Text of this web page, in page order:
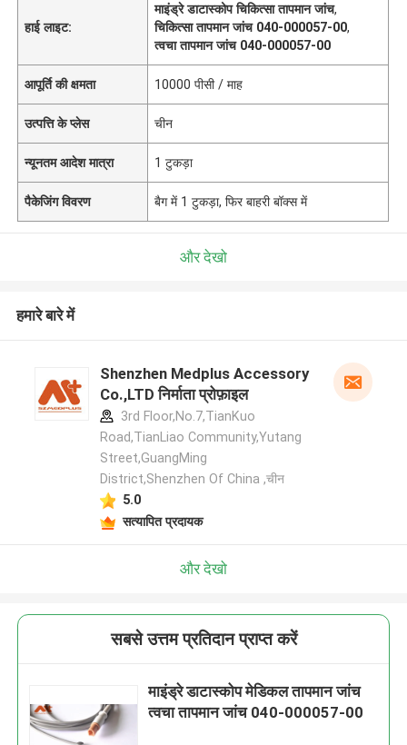
हाई लाइट:
माइंड्रे डाटास्कोप चिकित्सा तापमान जांच,
चिकित्सा तापमान जांच 040-000057-00,
त्वचा तापमान जांच 040-000057-00
आपूर्ति की क्षमता 10000 पीसी / माह
उत्पत्ति के प्लेस चीन
न्यूनतम आदेश मात्रा 1 टुकड़ा
पैकेजिंग विवरण बैग में 1 टुकड़ा, फिर बाहरी बॉक्स में
और देखो
हमारे बारे में
Shenzhen Medplus Accessory
Co.,LTD निर्माता प्रोफ़ाइल
3rd Floor,No.7,TianKuo
Road,TianLiao Community,Yutang
Street,GuangMing
District,Shenzhen Of China ,चीन
5.0
सत्यापित प्रदायक
और देखो
सबसे उत्तम प्रतिदान प्राप्त करें
माइंड्रे डाटास्कोप मेडिकल तापमान जांच
त्वचा तापमान जांच 040-000057-00